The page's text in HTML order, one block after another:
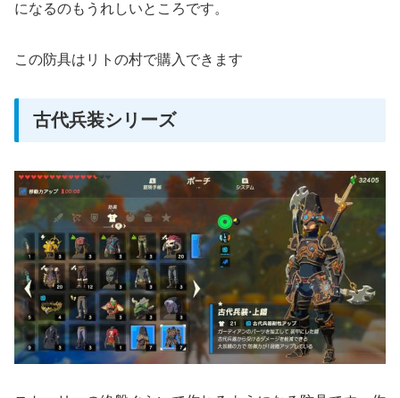
になるのもうれしいところです。
この防具はリトの村で購入できます
古代兵装シリーズ